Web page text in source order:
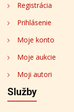
Registrácia
Prihlásenie
Moje konto
Moje aukcie
Moji autori
Služby